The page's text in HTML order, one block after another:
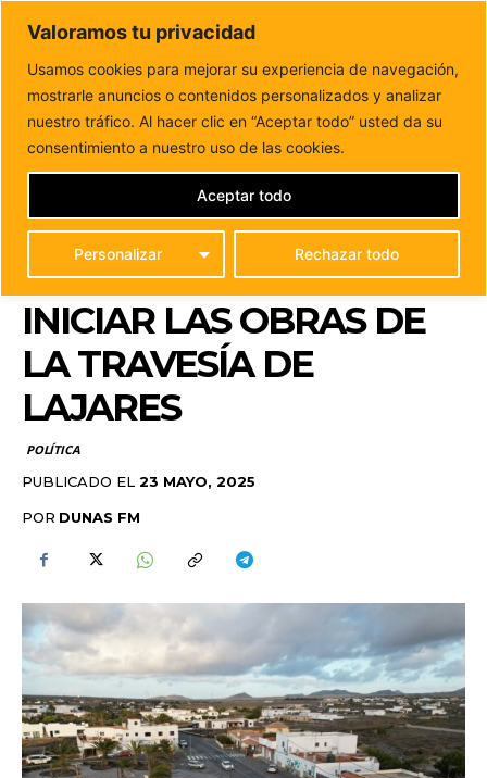
Valoramos tu privacidad
Usamos cookies para mejorar su experiencia de navegación,
mostrarle anuncios o contenidos personalizados y analizar
nuestro tráfico. Al hacer clic en “Aceptar todo” usted da su
consentimiento a nuestro uso de las cookies.
Personalizar Rechazar todo
Aceptar todo
DUNAS FM
Tu informacion de forma cercana
Inicio POLÍTICA
El Cabildo de Fuerteventura aprueba la
financiación para iniciar las obras de...
EL CABILDO DE
FUERTEVENTURA
APRUEBA LA
FINANCIACIÓN PARA
INICIAR LAS OBRAS DE
LA TRAVESÍA DE
LAJARES
POLÍTICA
PUBLICADO EL 23 MAYO, 2025
POR DUNAS FM